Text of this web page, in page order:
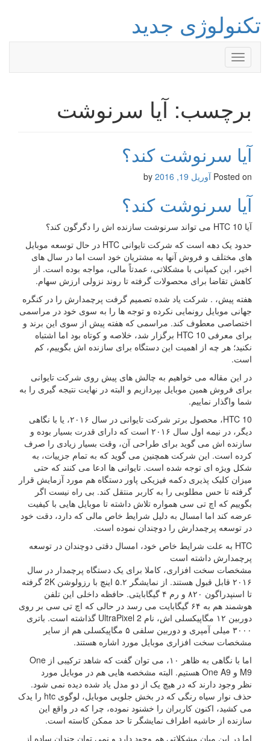
تکنولوژی جدید
Toggle
navigation
برچسب: آیا سرنوشت
آیا سرنوشت کند؟
Posted on آوریل 19, 2016
آیا سرنوشت کند؟
آیا HTC 10 می تواند سرنوشت سازنده اش را دگرگون کند؟
حدود یک دهه است که شرکت تایوانی HTC در حال توسعه موبایل
های مختلف و فروش آنها به مشتریان خود است اما در سال های
اخیر، این کمپانی با مشکلاتی، عمدتاً مالی، مواجه بوده است. از
کاهش تقاضا برای محصولات گرفته تا روند نزولی ارزش سهام.
هفته پیش، . شرکت یاد شده تصمیم گرفت پرچمدارش را در کنگره
جهانی موبایل رونمایی نکرده و توجه ها را به سوی خود در مراسمی
اختصاصی معطوف کند. مراسمی که هفته پیش از سوی این برند و
برای معرفی HTC 10 برگزار شد، خلاصه و کوتاه بود اما اشتباه
نکنید؛ هر چه از اهمیت این دستگاه برای سازنده اش بگوییم، کم
است.
در این مقاله می خواهیم به چالش های پیش روی شرکت تایوانی
برای فروش همین موبایل بپردازیم و البته در نهایت نتیجه گیری را به
شما واگذار نماییم.
HTC 10، محصول برتر شرکت تایوانی در سال ۲۰۱۶، یا با نگاهی
دیگر، در نیمه اول سال ۲۰۱۶ است که دارای قدرت بسیار بوده و
سازنده اش می گوید برای طراحی آن، وقت بسیار زیادی را صرف
کرده است. این شرکت همچنین می گوید که به تمام جزییات، به
شکل ویژه ای توجه شده است. تایوانی ها ادعا می کنند که حتی
میزان کلیک پذیری دکمه فیزیکی پاور دستگاه هم مورد آزمایش قرار
گرفته تا حس مطلوبی را به کاربر منتقل کند. بی راه نیست اگر
بگوییم که اچ تی سی همواره تلاش داشته تا موبایل هایی با کیفیت
عرضه کند اما امسال به دلیل شرایط خاص مالی که دارد، دقت خود
در توسعه پرچمدارش را دوچندان نموده است.
HTC به علت شرایط خاص خود، امسال دقتی دوچندان در توسعه
پرچمدارش داشته است
مشخصات سخت افزاری، کاملا برای یک دستگاه پرچمدار در سال
۲۰۱۶ قابل قبول هستند. از نمایشگر ۵.۲ اینچ با رزولوشن 2K گرفته
تا اسنپدراگون ۸۲۰ و رم ۴ گیگابایتی. حافظه داخلی این تلفن
هوشمند هم به ۶۴ گیگابایت می رسد در حالی که اچ تی سی بر روی
دوربین ۱۲ مگاپیکسلی اش، نام UltraPixel 2 گذاشته است. باتری
۳۰۰۰ میلی آمپری و دوربین سلفی ۵ مگاپیکسلی هم از سایر
مشخصات سخت افزاری موبایل مورد اشاره هستند.
اما با نگاهی به ظاهر ۱۰، می توان گفت که شاهد ترکیبی از One
M9 و One A9 هستیم. البته مشخصه هایی هم در موبایل مورد
نظر وجود دارند که در هیچ یک از دو مدل یاد شده دیده نمی شود.
حذف نوار سیاه رنگی که در بخش جلویی موبایل، لوگوی htc را یدک
می کشید، اکنون کاربران را خشنود نموده، چرا که در واقع این
سازنده از حاشیه اطراف نمایشگر تا حد ممکن کاسته است.
اما در این میان مشکلاتی هم وجود دارد و نمی توان چندان ساده از